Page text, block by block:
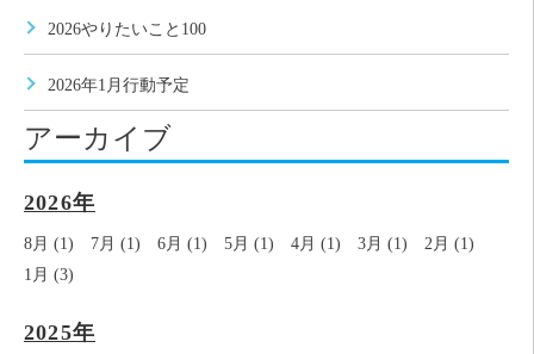
2026やりたいこと100
2026年1月行動予定
アーカイブ
2026年
8月 (1) 7月 (1) 6月 (1) 5月 (1) 4月 (1) 3月 (1)
2月 (1)
1月 (3)
2025年